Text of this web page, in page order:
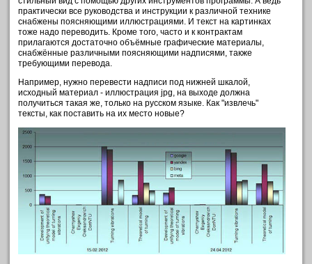
практически все руководства и инструкции к различной технике
снабжены поясняющими иллюстрациями. И текст на картинках
тоже надо переводить. Кроме того, часто и к контрактам
прилагаются достаточно объёмные графические материалы,
снабжённые различными поясняющими надписями, также
требующими перевода.
Например, нужно перевести надписи под нижней шкалой,
исходный материал - иллюстрация jpg, на выходе должна
получиться такая же, только на русском языке. Как "извлечь"
тексты, как поставить на их место новые?